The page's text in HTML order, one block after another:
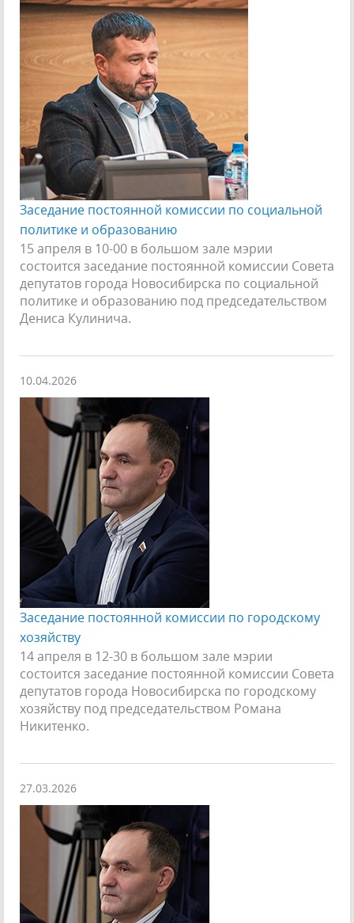
Заседание постоянной комиссии по социальной
политике и образованию
15 апреля в 10-00 в большом зале мэрии
состоится заседание постоянной комиссии Совета
депутатов города Новосибирска по социальной
политике и образованию под председательством
Дениса Кулинича.
10.04.2026
Заседание постоянной комиссии по городскому
хозяйству
14 апреля в 12-30 в большом зале мэрии
состоится заседание постоянной комиссии Совета
депутатов города Новосибирска по городскому
хозяйству под председательством Романа
Никитенко.
27.03.2026